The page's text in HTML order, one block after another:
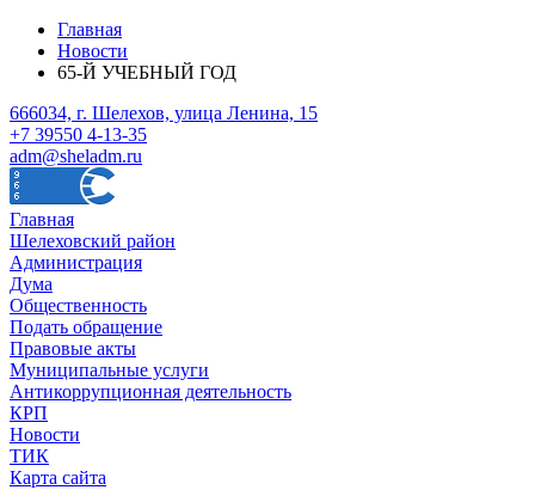
Главная
Новости
65-Й УЧЕБНЫЙ ГОД
666034, г. Шелехов, улица Ленина, 15
+7 39550 4-13-35
adm@sheladm.ru
Главная
Шелеховский район
Администрация
Дума
Общественность
Подать обращение
Правовые акты
Муниципальные услуги
Антикоррупционная деятельность
КРП
Новости
ТИК
Карта сайта